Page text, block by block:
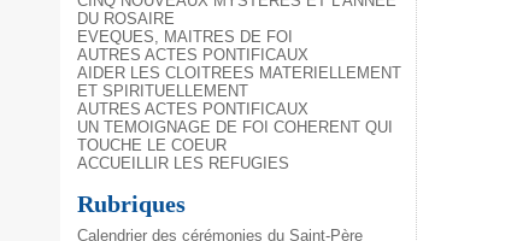
DU ROSAIRE
EVEQUES, MAITRES DE FOI
AUTRES ACTES PONTIFICAUX
AIDER LES CLOITREES MATERIELLEMENT
ET SPIRITUELLEMENT
AUTRES ACTES PONTIFICAUX
UN TEMOIGNAGE DE FOI COHERENT QUI
TOUCHE LE COEUR
ACCUEILLIR LES REFUGIES
Rubriques
Calendrier des cérémonies du Saint-Père